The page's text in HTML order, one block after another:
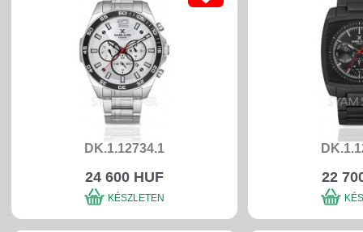
DK.1.12734.1
24 600 HUF
KÉSZLETEN
22